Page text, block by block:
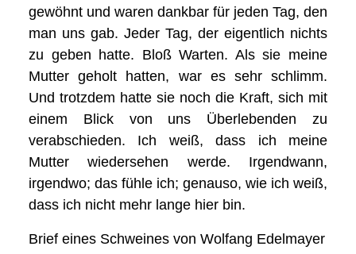
gewöhnt und waren dankbar für jeden Tag, den
man uns gab. Jeder Tag, der eigentlich nichts
zu geben hatte. Bloß Warten. Als sie meine
Mutter geholt hatten, war es sehr schlimm.
Und trotzdem hatte sie noch die Kraft, sich mit
einem Blick von uns Überlebenden zu
verabschieden. Ich weiß, dass ich meine
Mutter wiedersehen werde. Irgendwann,
irgendwo; das fühle ich; genauso, wie ich weiß,
dass ich nicht mehr lange hier bin.
Brief eines Schweines von Wolfang Edelmayer